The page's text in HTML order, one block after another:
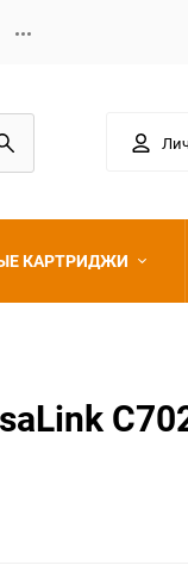
КАРТРИДЖИ